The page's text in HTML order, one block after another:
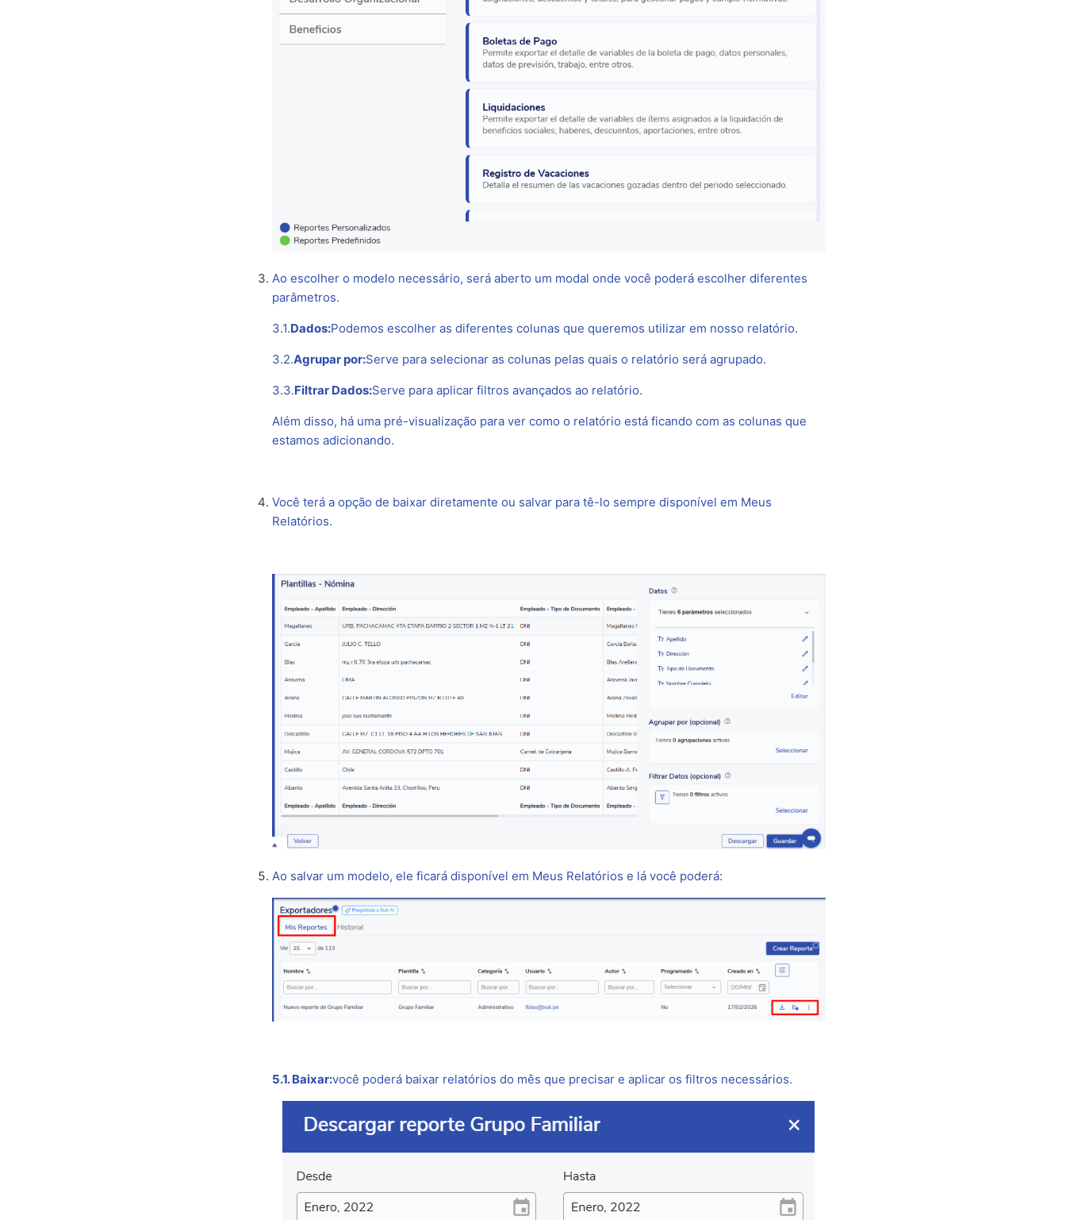
Ao escolher o modelo necessário, será aberto um modal onde você poderá escolher diferentes
parâmetros.
3.1.Dados:Podemos escolher as diferentes colunas que queremos utilizar em nosso relatório.
3.2.Agrupar por:Serve para selecionar as colunas pelas quais o relatório será agrupado.
3.3.Filtrar Dados:Serve para aplicar filtros avançados ao relatório.
Além disso, há uma pré-visualização para ver como o relatório está ficando com as colunas que
estamos adicionando.
Você terá a opção de baixar diretamente ou salvar para tê-lo sempre disponível em Meus
Relatórios.
Ao salvar um modelo, ele ficará disponível em Meus Relatórios e lá você poderá:
5.1. Baixar:você poderá baixar relatórios do mês que precisar e aplicar os filtros necessários.